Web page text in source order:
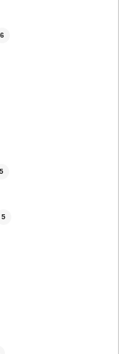
6
5
5